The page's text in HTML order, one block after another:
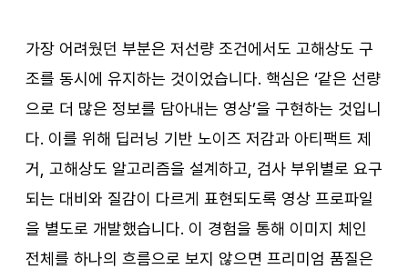
가장 어려웠던 부분은 저선량 조건에서도 고해상도 구
조를 동시에 유지하는 것이었습니다. 핵심은 ‘같은 선량
으로 더 많은 정보를 담아내는 영상’을 구현하는 것입니
다. 이를 위해 딥러닝 기반 노이즈 저감과 아티팩트 제
거, 고해상도 알고리즘을 설계하고, 검사 부위별로 요구
되는 대비와 질감이 다르게 표현되도록 영상 프로파일
을 별도로 개발했습니다. 이 경험을 통해 이미지 체인
전체를 하나의 흐름으로 보지 않으면 프리미엄 품질은